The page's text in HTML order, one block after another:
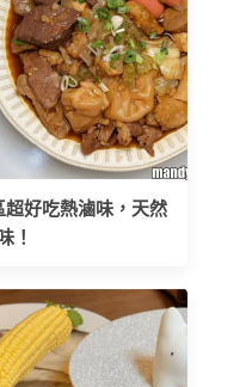
超好吃熱滷味，天然
！